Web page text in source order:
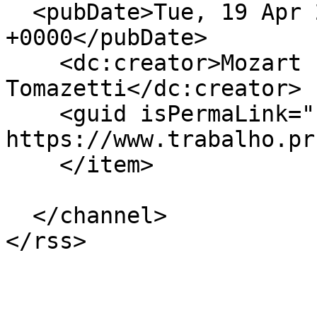
+0000</pubDate>
Tomazetti</dc:creator>
https://